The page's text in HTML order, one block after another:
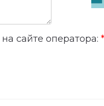
на сайте оператора: *